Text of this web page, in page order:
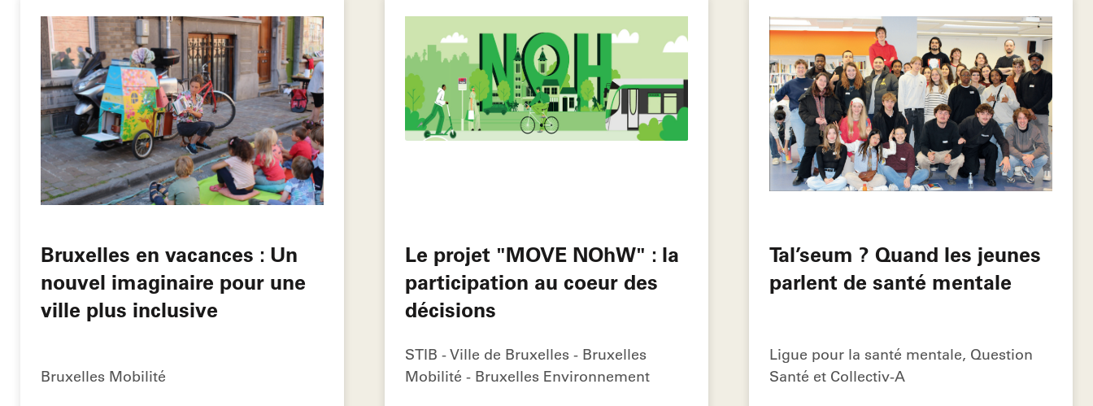
Bruxelles en vacances : Un
nouvel imaginaire pour une
ville plus inclusive
Bruxelles Mobilité
Le projet "MOVE NOhW" : la
participation au coeur des
décisions
STIB - Ville de Bruxelles - Bruxelles
Mobilité - Bruxelles Environnement
Tal’seum ? Quand les jeunes
parlent de santé mentale
Ligue pour la santé mentale, Question
Santé et Collectiv-A